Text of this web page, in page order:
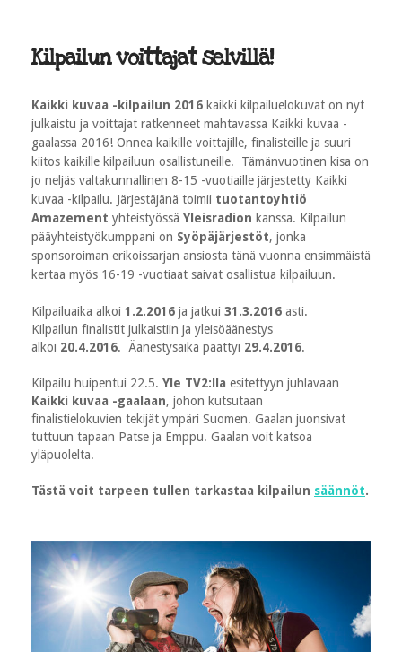
Kilpailun voittajat selvillä!
Kaikki kuvaa -kilpailun 2016 kaikki kilpailuelokuvat on nyt
julkaistu ja voittajat ratkenneet mahtavassa Kaikki kuvaa -
gaalassa 2016! Onnea kaikille voittajille, finalisteille ja suuri
kiitos kaikille kilpailuun osallistuneille. Tämänvuotinen kisa on
jo neljäs valtakunnallinen 8-15 -vuotiaille järjestetty Kaikki
kuvaa -kilpailu. Järjestäjänä toimii tuotantoyhtiö
Amazement yhteistyössä Yleisradion kanssa. Kilpailun
pääyhteistyökumppani on Syöpäjärjestöt, jonka
sponsoroiman erikoissarjan ansiosta tänä vuonna ensimmäistä
kertaa myös 16-19 -vuotiaat saivat osallistua kilpailuun.
Kilpailuaika alkoi 1.2.2016 ja jatkui 31.3.2016 asti.
Kilpailun finalistit julkaistiin ja yleisöäänestys
alkoi 20.4.2016. Äänestysaika päättyi 29.4.2016.
Kilpailu huipentui 22.5. Yle TV2:lla esitettyyn juhlavaan
Kaikki kuvaa -gaalaan, johon kutsutaan
finalistielokuvien tekijät ympäri Suomen. Gaalan juonsivat
tuttuun tapaan Patse ja Emppu. Gaalan voit katsoa
yläpuolelta.
Tästä voit tarpeen tullen tarkastaa kilpailun säännöt.